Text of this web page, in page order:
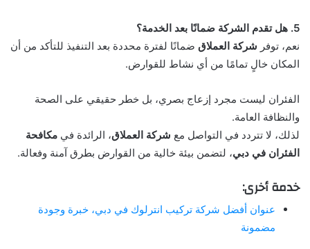
5. هل تقدم الشركة ضمانًا بعد الخدمة؟
نعم، توفر شركة العملاق ضمانًا لفترة محددة بعد التنفيذ للتأكد من أن
المكان خالٍ تمامًا من أي نشاط للقوارض.
الفئران ليست مجرد إزعاج بصري، بل خطر حقيقي على الصحة
والنظافة العامة.
لذلك، لا تتردد في التواصل مع شركة العملاق، الرائدة في مكافحة
الفئران في دبي، لتضمن بيئة خالية من القوارض بطرق آمنة وفعالة.
خدمة أخرى:
عنوان أفضل شركة تركيب انترلوك في دبي، خبرة وجودة
مضمونة